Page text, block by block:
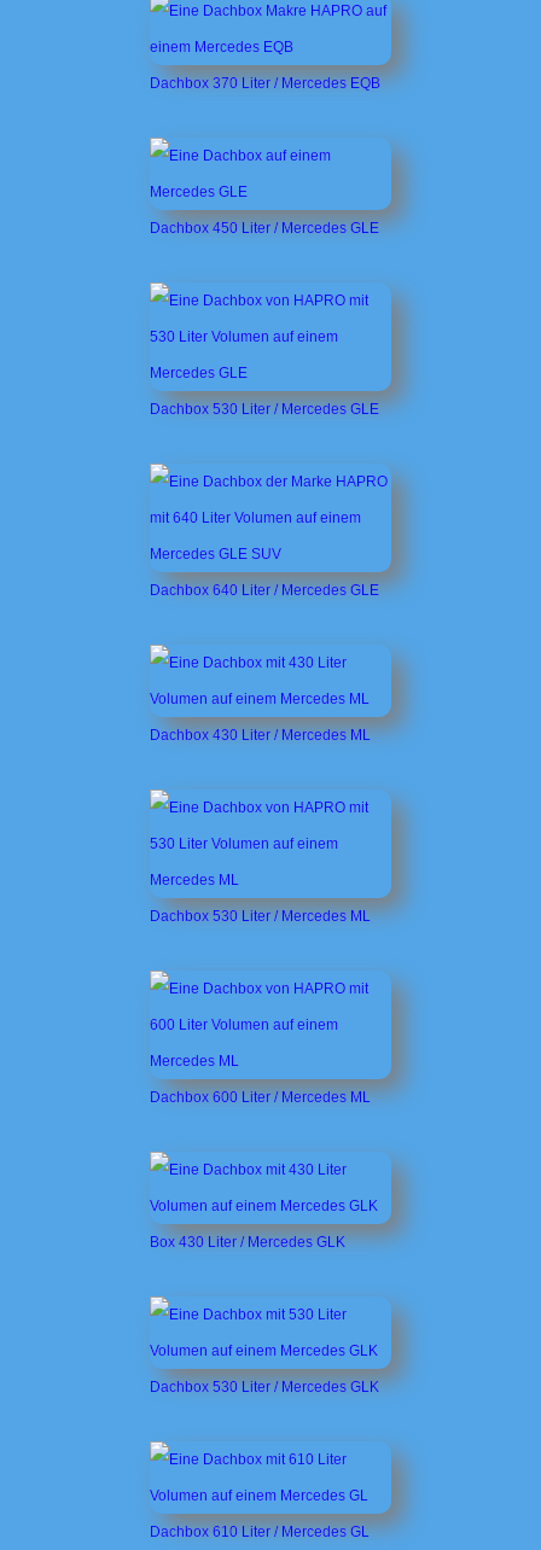
Dachbox 370 Liter / Mercedes EQB
Dachbox 450 Liter / Mercedes GLE
Dachbox 530 Liter / Mercedes GLE
Dachbox 640 Liter / Mercedes GLE
Dachbox 430 Liter / Mercedes ML
Dachbox 530 Liter / Mercedes ML
Dachbox 600 Liter / Mercedes ML
Box 430 Liter / Mercedes GLK
Dachbox 530 Liter / Mercedes GLK
Dachbox 610 Liter / Mercedes GL